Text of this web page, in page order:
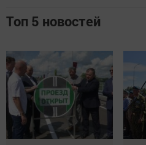
Топ 5 новостей